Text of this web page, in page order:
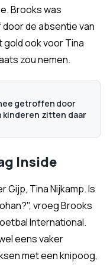
Brooks was
de absentie van
gold ook voor Tina
zou nemen.
getroffen door
kinderen zitten daar
Inside
Gijp, Tina Nijkamp. Is
vroeg Brooks
International.
eens vaker
met een knipoog,